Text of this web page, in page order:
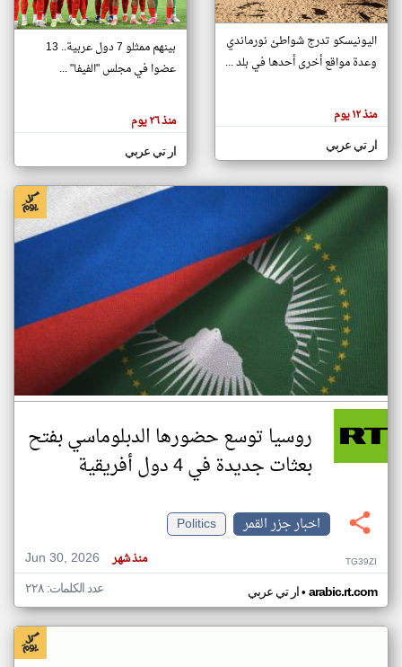
تغيير الدولة
اخبار جزر القمر على مدار الساعة
أهم اخبار جزر القمر العاجلة والمباشرة
هنا عن
وجهة
كاتبيها.
اليونيسكو تدرج شواطئ نورماندي
وعدة مواقع أخرى أحدها في بلد ...
منذ ١٢ يوم
ار تي عربي
بينهم ممثلو 7 دول عربية.. 13
عضوا في مجلس "الفيفا" ...
منذ ٢٦ يوم
ار تي عربي
روسيا توسع حضورها الدبلوماسي بفتح
بعثات جديدة في 4 دول أفريقية
اخبار جزر القمر
Politics
Jun 30, 2026
منذ شهر TG39ZI
ار تي عربي• arabic.rt.com عدد الكلمات: ٢٢٨
klyoum.com